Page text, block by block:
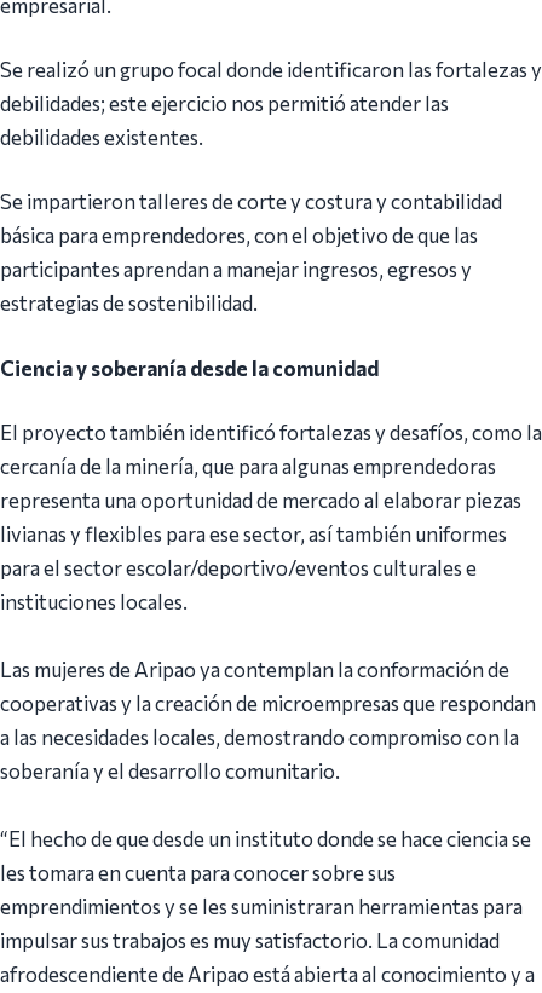
empresarial.
Se realizó un grupo focal donde identificaron las fortalezas y
debilidades; este ejercicio nos permitió atender las
debilidades existentes.
Se impartieron talleres de corte y costura y contabilidad
básica para emprendedores, con el objetivo de que las
participantes aprendan a manejar ingresos, egresos y
estrategias de sostenibilidad.
Ciencia y soberanía desde la comunidad
El proyecto también identificó fortalezas y desafíos, como la
cercanía de la minería, que para algunas emprendedoras
representa una oportunidad de mercado al elaborar piezas
livianas y flexibles para ese sector, así también uniformes
para el sector escolar/deportivo/eventos culturales e
instituciones locales.
Las mujeres de Aripao ya contemplan la conformación de
cooperativas y la creación de microempresas que respondan
a las necesidades locales, demostrando compromiso con la
soberanía y el desarrollo comunitario.
“El hecho de que desde un instituto donde se hace ciencia se
les tomara en cuenta para conocer sobre sus
emprendimientos y se les suministraran herramientas para
impulsar sus trabajos es muy satisfactorio. La comunidad
afrodescendiente de Aripao está abierta al conocimiento y a